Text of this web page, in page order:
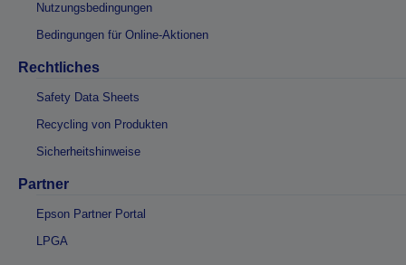
Nutzungsbedingungen
Bedingungen für Online-Aktionen
Rechtliches
Safety Data Sheets
Recycling von Produkten
Sicherheitshinweise
Partner
Epson Partner Portal
LPGA